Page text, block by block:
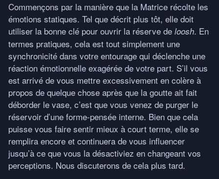
Commençons par la manière que la Matrice récolte les
émotions statiques. Tel que décrit plus tôt, elle doit
utiliser la bonne clé pour ouvrir la réserve de loosh. En
termes pratiques, cela est tout simplement une
synchronicité dans votre entourage qui déclenche une
réaction émotionnelle exagérée de votre part. S’il vous
est arrivé de vous mettre excessivement en colère à
propos de quelque chose après que la goutte ait fait
déborder le vase, c’est que vous venez de purger le
réservoir d’une forme-pensée interne. Bien que cela
puisse vous faire sentir mieux à court terme, elle se
remplira encore et continuera de vous influencer
jusqu’à ce que vous la désactiviez en changeant vos
perceptions. Nous discuterons de cela plus tard.